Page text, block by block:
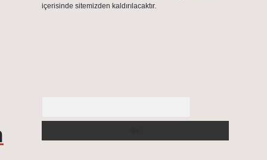
içerisinde sitemizden kaldırılacaktır.